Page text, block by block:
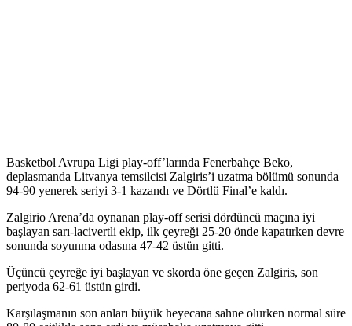
Basketbol Avrupa Ligi play-off’larında Fenerbahçe Beko,
deplasmanda Litvanya temsilcisi Zalgiris’i uzatma bölümü sonunda
94-90 yenerek seriyi 3-1 kazandı ve Dörtlü Final’e kaldı.
Zalgirio Arena’da oynanan play-off serisi dördüncü maçına iyi
başlayan sarı-lacivertli ekip, ilk çeyreği 25-20 önde kapatırken devre
sonunda soyunma odasına 47-42 üstün gitti.
Üçüncü çeyreğe iyi başlayan ve skorda öne geçen Zalgiris, son
periyoda 62-61 üstün girdi.
Karşılaşmanın son anları büyük heyecana sahne olurken normal süre